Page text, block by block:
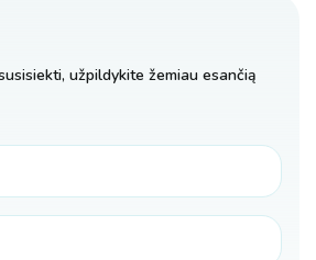
užpildykite žemiau esančią